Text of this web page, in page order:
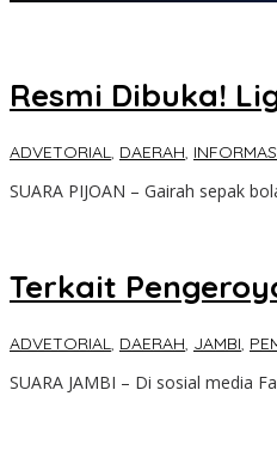
Resmi Dibuka!
ADVETORIAL, DAERAH,
SUARA PIJOAN – Gairah sepak
Terkait
ADVETORIAL, DAERAH, JAMBI,
SUARA JAMBI – Di sosial media